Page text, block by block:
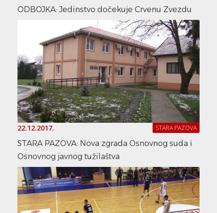
ODBOJKA: Jedinstvo dočekuje Crvenu Zvezdu
22.12.2017. STARA PAZOVA
STARA PAZOVA: Nova zgrada Osnovnog suda i
Osnovnog javnog tužilaštva